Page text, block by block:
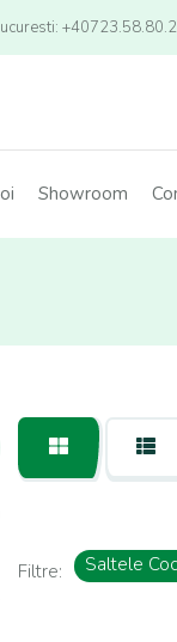
Showroom
Filtre: Saltele